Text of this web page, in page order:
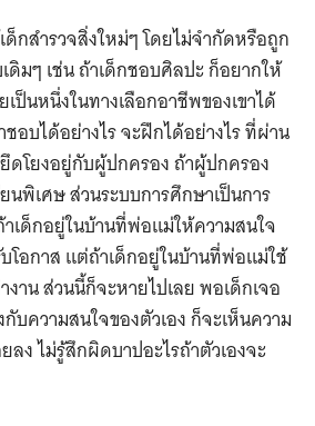
กสำรวจสิ่งใหม่ๆ โดยไม่จํากัดหรือถูก
มๆ เช่น ถ้าเด็กชอบศิลปะ ก็อยากให้
ป็นหนึ่งในทางเลือกอาชีพของเขาได้
ชอบได้อย่างไร จะฝึกได้อย่างไร ที่ผ่าน
ดโยงอยู่กับผู้ปกครอง ถ้าผู้ปกครอง
นพิเศษ ส่วนระบบการศึกษาเป็นการ
เด็กอยู่ในบ้านที่พ่อแม่ให้ความสนใจ
โอกาส แต่ถ้าเด็กอยู่ในบ้านที่พ่อแม่ใช้
าน ส่วนนี้ก็จะหายไปเลย พอเด็กเจอ
ความสนใจของตัวเอง ก็จะเห็นความ
ง ไม่รู้สึกผิดบาปอะไรถ้าตัวเองจะ